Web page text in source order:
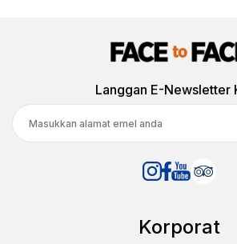
Langgan E-Newsletter
Korporat